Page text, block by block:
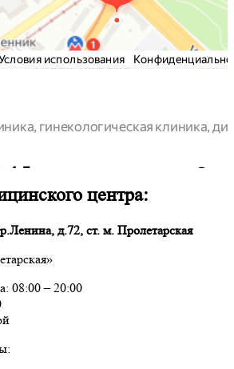
центра:
д.72, ст. м. Пролетарская
08:00 – 20:00